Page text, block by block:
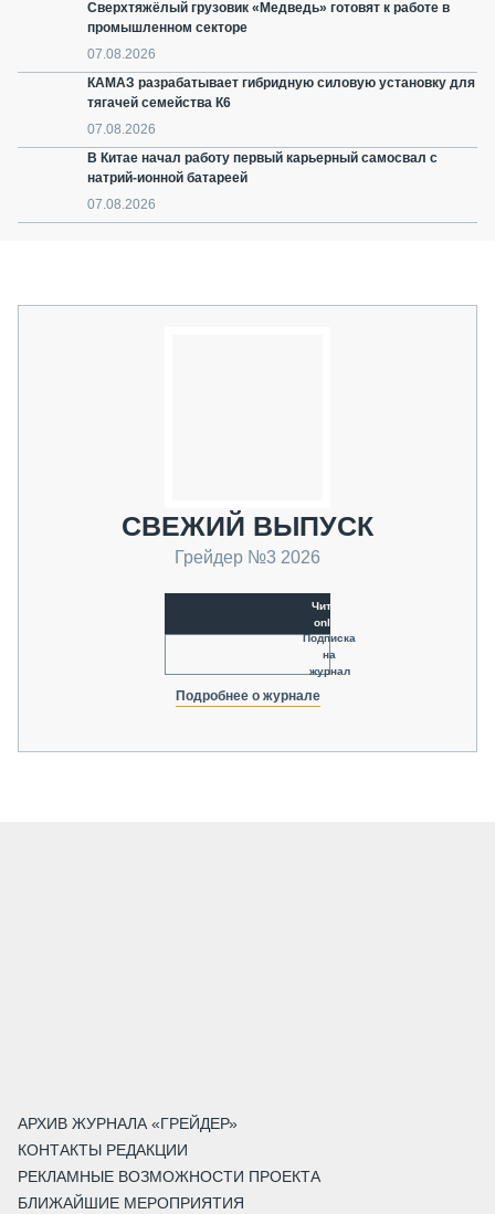
Сверхтяжёлый грузовик «Медведь» готовят к работе в
промышленном секторе
07.08.2026
КАМАЗ разрабатывает гибридную силовую установку для
тягачей семейства К6
07.08.2026
В Китае начал работу первый карьерный самосвал с
натрий-ионной батареей
07.08.2026
СВЕЖИЙ ВЫПУСК
Грейдер №3 2026
Читать
online
Подписка
на
журнал
Подробнее о журнале
АРХИВ ЖУРНАЛА «ГРЕЙДЕР»
КОНТАКТЫ РЕДАКЦИИ
РЕКЛАМНЫЕ ВОЗМОЖНОСТИ ПРОЕКТА
БЛИЖАЙШИЕ МЕРОПРИЯТИЯ